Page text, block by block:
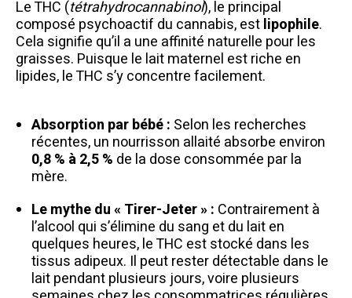
Le THC (tétrahydrocannabinol), le principal
composé psychoactif du cannabis, estlipophile.
Cela signifie qu’il a une affinité naturelle pour les
graisses. Puisque le lait maternel est riche en
lipides, le THC s’y concentre facilement.
Absorption par bébé : Selon les recherches
récentes, un nourrisson allaité absorbe environ
0,8 % à 2,5 % de la dose consommée par la
mère.
Le mythe du « Tirer-Jeter » : Contrairement à
l’alcool qui s’élimine du sang et du lait en
quelques heures, le THC est stocké dans les
tissus adipeux. Il peut rester détectable dans le
lait pendant plusieurs jours, voire plusieurs